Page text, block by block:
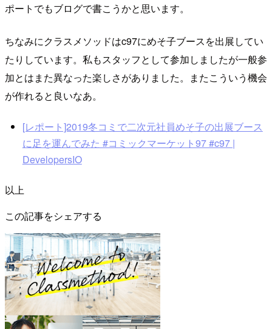
ポートでもブログで書こうかと思います。
ちなみにクラスメソッドはc97にめそ子ブースを出展してい
たりしています。私もスタッフとして参加しましたが一般参
加とはまた異なった楽しさがありました。またこういう機会
が作れると良いなあ。
[レポート]2019冬コミで二次元社員めそ子の出展ブース
に足を運んでみた #コミックマーケット97 #c97 |
DevelopersIO
以上
この記事をシェアする